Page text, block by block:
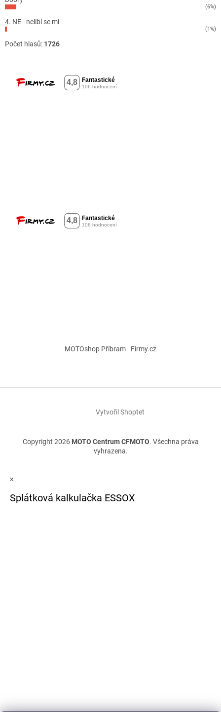
(6%)
4. NE - nelíbí se mi
(1%)
Počet hlasů: 1726
MOTOshop Příbram Firmy.cz
Vytvořil Shoptet
Copyright 2026 MOTO Centrum CFMOTO. Všechna práva
vyhrazena.
×
Splátková kalkulačka ESSOX